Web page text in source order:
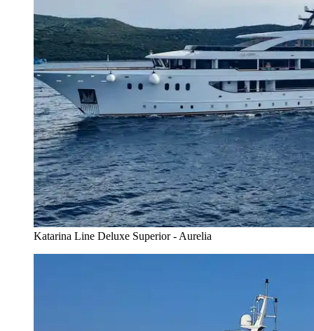
Katarina Line Deluxe Superior - Aurelia